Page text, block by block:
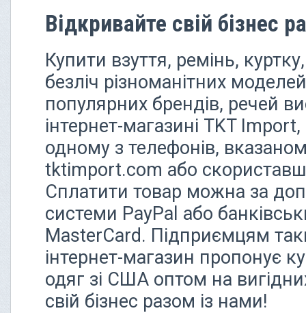
Відкривайте свій бізнес
Купити взуття, ремінь,
безліч різноманітних
популярних брендів, речей
інтернет-магазині TKT
одному з телефонів,
tktimport.com або
Сплатити товар можна за
системи PayPal або
MasterCard. Підприємцям
інтернет-магазин пропонує
одяг зі США оптом на
свій бізнес разом із нами!